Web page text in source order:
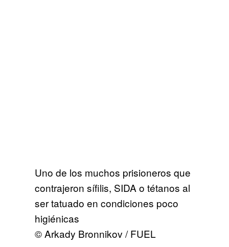
Uno de los muchos prisioneros que
contrajeron sífilis, SIDA o tétanos al
ser tatuado en condiciones poco
higiénicas
© Arkady Bronnikov / FUEL